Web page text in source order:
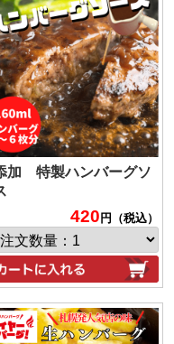
加 特製ハンバーグソ
420 円（税込）